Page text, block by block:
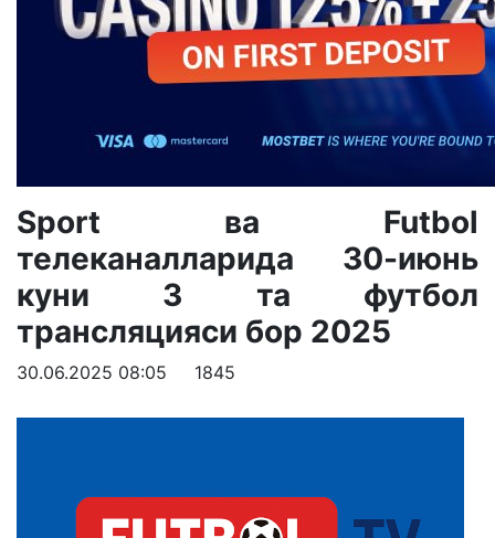
Sport ва Futbol
телеканалларида 30-июнь
куни 3 та футбол
трансляцияси бор 2025
30.06.2025 08:05 1845